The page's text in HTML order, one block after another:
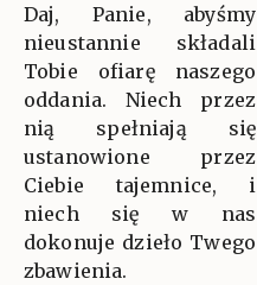
Daj, Panie, abyśmy
nieustannie składali
Tobie ofiarę naszego
oddania. Niech przez
nią spełniają się
ustanowione przez
Ciebie tajemnice, i
niech się w nas
dokonuje dzieło Twego
zbawienia.